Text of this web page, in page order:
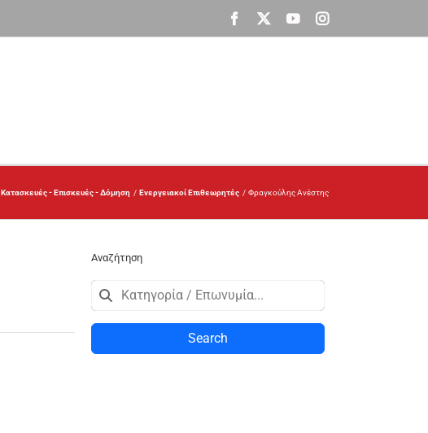
Facebook
X YouTubeInstagram
Κατασκευές - Επισκευές - Δόμηση Ενεργειακοί Επιθεωρητές Φραγκούλης Ανέστης
Αναζήτηση
Search